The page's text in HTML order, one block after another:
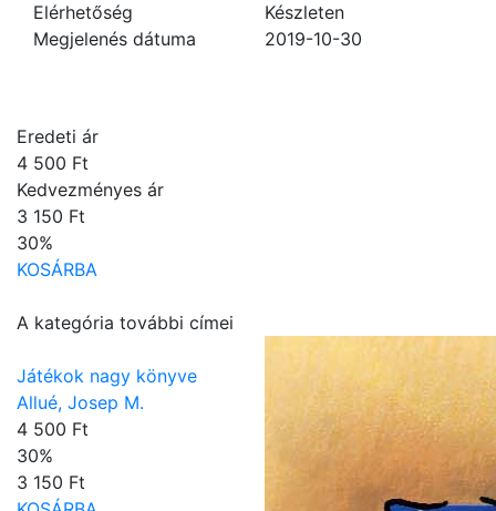
Eredeti ár
4 500 Ft
Kedvezményes ár
3 150 Ft
30%
KOSÁRBA
Elérhetőség
Készleten
Megjelenés dátuma
2019-10-30
A kategória további címei
Játékok nagy könyve
Allué, Josep M.
4 500 Ft
30%
3 150 Ft